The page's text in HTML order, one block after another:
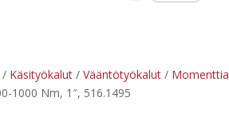
Käsityökalut/ Vääntötyökalut/
1000 Nm, 1″, 516.1495